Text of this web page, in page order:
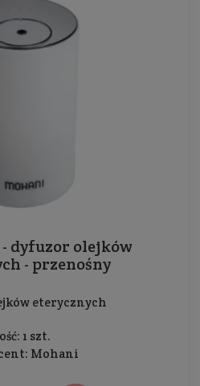
dyfuzor olejków
- przenośny
eterycznych
1 szt.
Mohani